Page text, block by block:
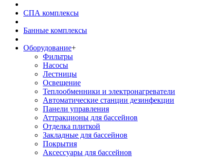
СПА комплексы
Банные комплексы
Оборудование+
Фильтры
Насосы
Лестницы
Освещение
Теплообменники и электронагреватели
Автоматические станции дезинфекции
Панели управления
Аттракционы для бассейнов
Отделка плиткой
Закладные для бассейнов
Покрытия
Аксессуары для бассейнов